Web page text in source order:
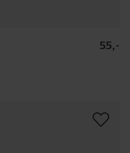
55,-